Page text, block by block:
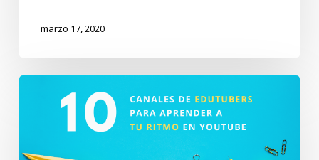
marzo 17, 2020